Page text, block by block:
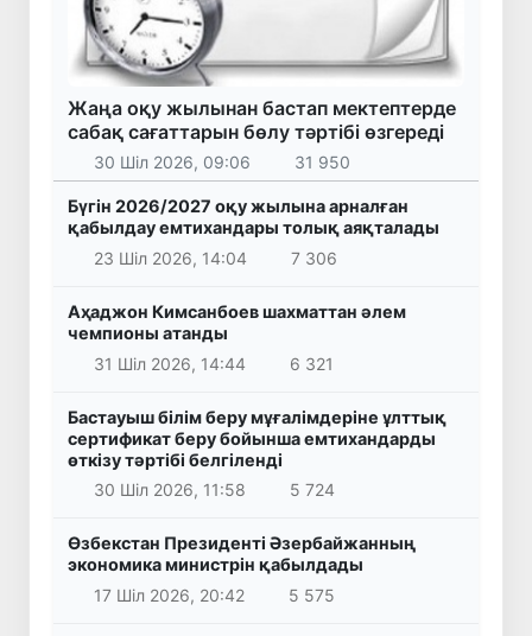
Жаңа оқу жылынан бастап мектептерде
сабақ сағаттарын бөлу тәртібі өзгереді
30 Шіл 2026, 09:06 31 950
Бүгін 2026/2027 оқу жылына арналған
қабылдау емтихандары толық аяқталады
23 Шіл 2026, 14:04
7 306
Аҳаджон Кимсанбоев шахматтан әлем
чемпионы атанды
31 Шіл 2026, 14:44
6 321
Бастауыш білім беру мұғалімдеріне ұлттық
сертификат беру бойынша емтихандарды
өткізу тәртібі белгіленді
30 Шіл 2026, 11:58
5 724
Өзбекстан Президенті Әзербайжанның
экономика министрін қабылдады
17 Шіл 2026, 20:42
5 575